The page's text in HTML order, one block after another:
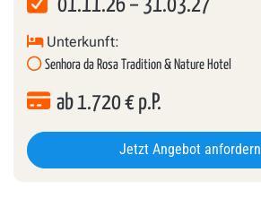
01.11.26 – 31.03.27
Unterkunft:
Senhora da Rosa Tradition & Nature Hotel
ab1.720€ p.P.
Jetzt Angebot anfordern